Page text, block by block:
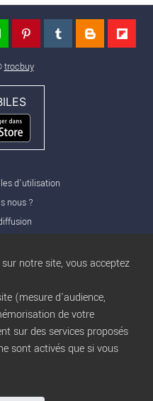
trocbuy
d'utilisation
nous ?
Pro
cookies
notre site, vous acceptez
(mesure d'audience,
de votre
sur des services proposés
sont activés que si vous